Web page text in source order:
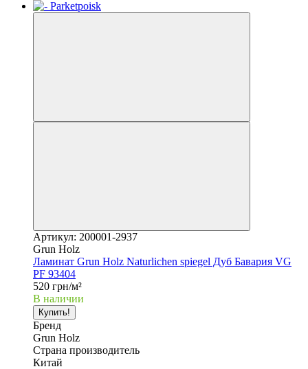
Артикул: 200001-2937
Grun Holz
Ламинат Grun Holz Naturlichen spiegel Дуб Бавария VG
PF 93404
520 грн/м²
В наличии
Купить!
Бренд
Grun Holz
Страна производитель
Китай